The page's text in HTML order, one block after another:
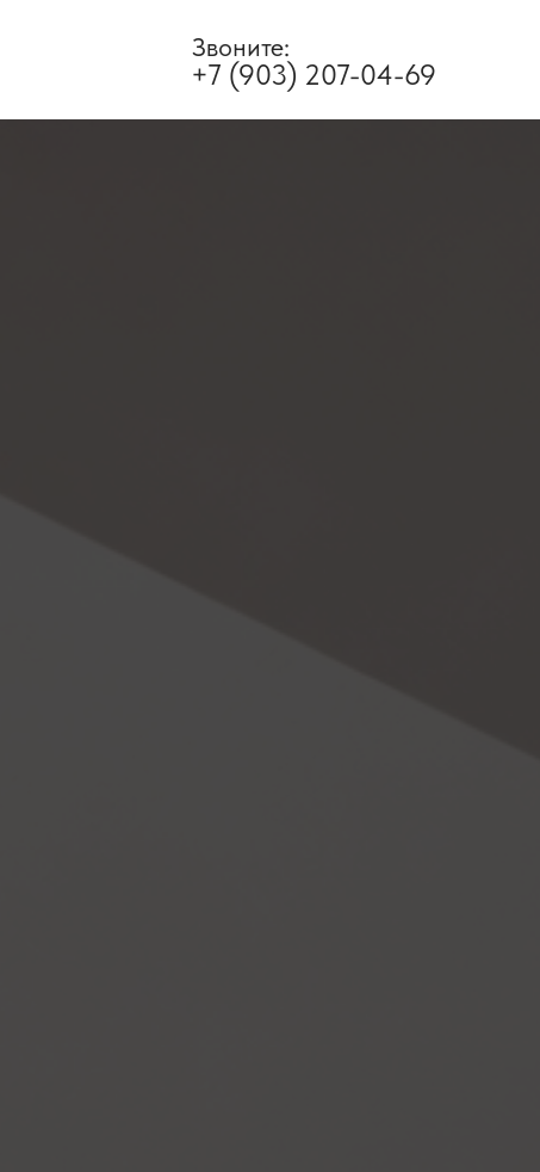
+7 (903) 207-04-69
Звоните: